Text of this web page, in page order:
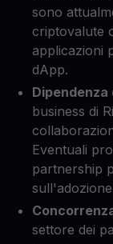
sono
criptovalute
applicazioni
dApp.
business di
Eventuali
partnership
settore dei